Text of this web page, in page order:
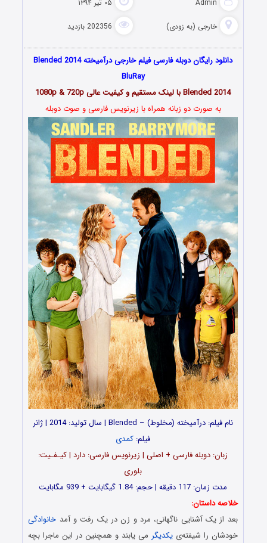
(به زودی) 202356 بازدید
دانلود رایگان دوبله فارسی فیلم خارجی درآمیخته Blended 2014
دو زبانه همراه با زیرنویس فارسی و صوت دوبله
نام فیلم: درآمیخته (مخلوط) – Blended | سال تولید: 2014 | ژانر
فارسی + اصلی | زیرنویس فارسی: دارد | کیـفـیت:
آشنایی ناگهانی، مرد و زن در یک رفت و آمدخانوادگی
شیفته‌ییکدیگر می یابند و همچنین در این ماجرا بچه